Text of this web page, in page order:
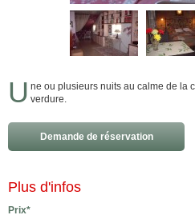
U ne ou plusieurs nuits au calme de la
verdure.
Demande de réservation
Plus d'infos
Prix*